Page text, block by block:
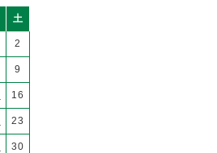
土
2
9
16
23
30